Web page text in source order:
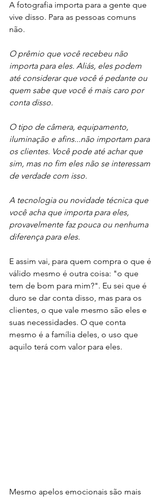
A fotografia importa para a gente que
vive disso. Para as pessoas comuns
não.
O prêmio que você recebeu não
importa para eles. Aliás, eles podem
até considerar que você é pedante ou
quem sabe que você é mais caro por
conta disso.
O tipo de câmera, equipamento,
iluminação e afins...não importam para
os clientes. Você pode até achar que
sim, mas no fim eles não se interessam
de verdade com isso.
A tecnologia ou novidade técnica que
você acha que importa para eles,
provavelmente faz pouca ou nenhuma
diferença para eles.
E assim vai, para quem compra o que é
válido mesmo é outra coisa: "o que
tem de bom para mim?". Eu sei que é
duro se dar conta disso, mas para os
clientes, o que vale mesmo são eles e
suas necessidades. O que conta
mesmo é a família deles, o uso que
aquilo terá com valor para eles.
Mesmo apelos emocionais são mais